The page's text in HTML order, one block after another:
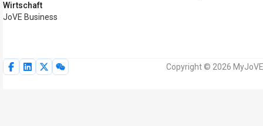
Wirtschaft
JoVE Business
Copyright © 2026